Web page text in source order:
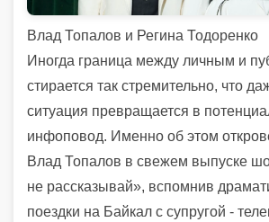
Влад Топалов и Регина Тодоренко
Иногда граница между личным и
стирается так стремительно, что
ситуация превращается в
инфоповод. Именно об этом
Влад Топалов в свежем выпуске
не рассказывай», вспомнив
поездки на Байкал с супругой -